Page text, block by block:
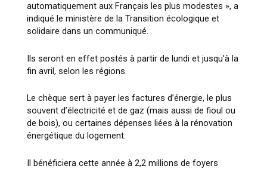
automatiquement aux Français les plus modestes », a
indiqué le ministère de la Transition écologique et
solidaire dans un communiqué.
Ils seront en effet postés à partir de lundi et jusqu’à la
fin avril, selon les régions.
Le chèque sert à payer les factures d’énergie, le plus
souvent d’électricité et de gaz (mais aussi de fioul ou
de bois), ou certaines dépenses liées à la rénovation
énergétique du logement.
Il bénéficiera cette année à 2,2 millions de foyers